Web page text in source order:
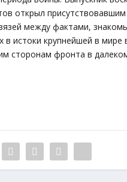
открыл
между фактами,
истоки крупнейшей в
сторонам фронта в